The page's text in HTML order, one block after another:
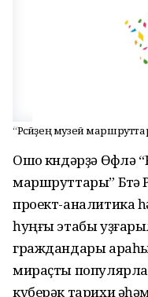
“Рәсәйҙең музей
Ошо көндәрҙә Өфөлә
маршруттары” Бөтә
проект-аналитика
һуңғы этабы
граждандары
мираҫты
күберәк тарихи